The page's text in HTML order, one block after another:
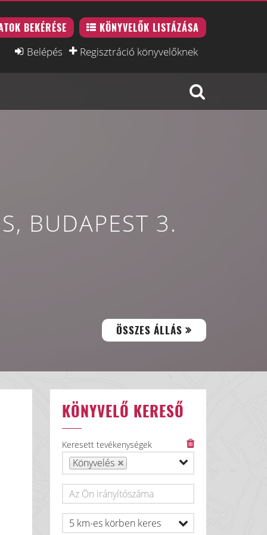
BEKÉRÉSE KÖNYVELŐK LISTÁZÁSA
Belépés Regisztráció könyvelőknek
BUDAPEST 3.
ÖSSZES ÁLLÁS
KÖNYVELŐ KERESŐ
Keresett tevékenységek
Könyvelés